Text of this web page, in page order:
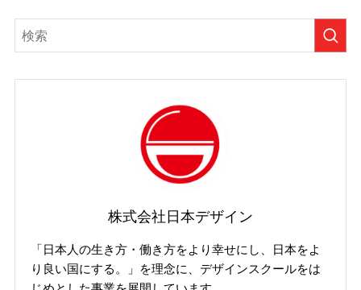
株式会社日本デザイン
「日本人の生き方・働き方をより幸せにし、日本をよ
り良い国にする。」を理念に、デザインスクールをは